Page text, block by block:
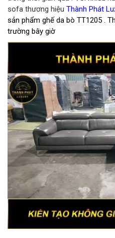
sofa thương hiệu Thành Phát
sản phẩm ghế da bò TT1205 .
trường bây giờ